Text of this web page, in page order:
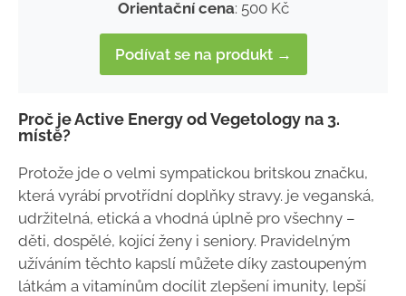
Orientační cena: 500 Kč
Podívat se na produkt →
Proč je Active Energy od Vegetology na 3.
místě?
Protože jde o velmi sympatickou britskou značku,
která vyrábí prvotřídní doplňky stravy. je veganská,
udržitelná, etická a vhodná úplně pro všechny –
děti, dospělé, kojící ženy i seniory. Pravidelným
užíváním těchto kapslí můžete díky zastoupeným
látkám a vitamínům docílit zlepšení imunity, lepší